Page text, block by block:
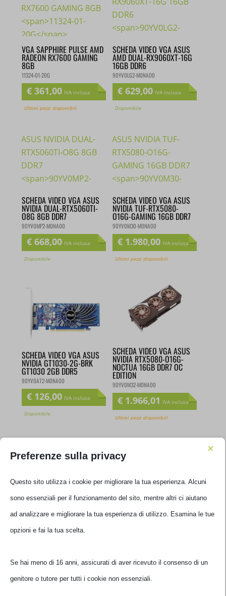
VGA SAPPHIRE PULSE AMD
RADEON RX7600 GAMING
8GB
11324-01-20G
€ 361,00 IVA inclusa
Ultimi pezzi disponibili
SCHEDA VIDEO VGA ASUS
AMD DUAL-RX9060XT-16G
16GB DDR6
90YV0LG2-M0NA00
€ 629,00 IVA inclusa
Disponibile
SCHEDA VIDEO VGA ASUS
NVIDIA DUAL-RTX5060TI-
O8G 8GB DDR7
90YV0MP2-M0NA00
€ 668,00 IVA inclusa
Disponibile
SCHEDA VIDEO VGA ASUS
NVIDIA TUF-RTX5080-
O16G-GAMING 16GB DDR7
90YV0M30-M0NA00
€ 1.980,00 IVA inclusa
Ultimi pezzi disponibili
SCHEDA VIDEO VGA ASUS
NVIDIA GT1030-2G-BRK
GT1030 2GB DDR5
90YV0AT2-M0NA00
€ 126,00 IVA inclusa
Disponibile
SCHEDA VIDEO VGA ASUS
NVIDIA RTX5080-O16G-
NOCTUA 16GB DDR7 OC
EDITION
90YV0M32-M0NA00
€ 1.966,01 IVA inclusa
Ultimi pezzi disponibili
SCHEDA VIDEO VGA ASUS
NVIDIA TUF-RTX5070TI-
O16G-WHITE-GAMING 16GB
DDR7
€1.601,01 IVA inclusa
Non disponibile
SCHEDA VIDEO VGA ASUS
NVIDIA PRIME-RTX5070TI-
Preferenze sulla privacy
Questo sito utilizza i cookie per migliorare la tua esperienza. Alcuni
sono essenziali per il funzionamento del sito, mentre altri ci aiutano
ad analizzare e migliorare la tua esperienza di utilizzo. Esamina le
tue opzioni e fai la tua scelta.
Se hai meno di 16 anni, assicurati di aver ricevuto il consenso di un
genitore o tutore per tutti i cookie non essenziali.